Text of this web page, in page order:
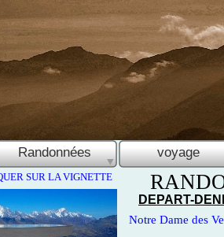
Randonnées voyage
DEPART-
Notre Dame des
SUR LA VIGNETTE